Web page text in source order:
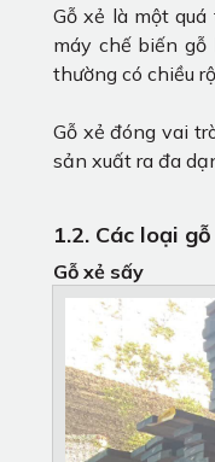
Gỗ xẻ là một
máy chế biến
thường có chiều
Gỗ xẻ đóng vai
sản xuất ra đa
1.2. Các loại
Gỗ xẻ sấy